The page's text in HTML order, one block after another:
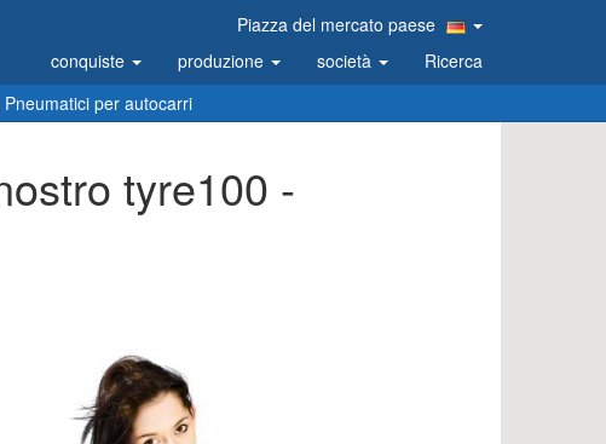
Piazza del mercato paese
conquiste
produzione società
Ricerca
Pneumatici per autocarri
tyre100 -